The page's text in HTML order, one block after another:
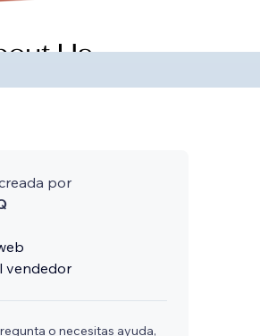
por
vendedor
o necesitas ayuda,